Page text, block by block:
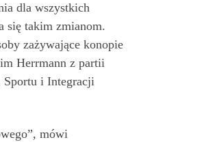
dla wszystkich
się takim zmianom.
zażywające konopie
Herrmann z partii
Sportu i Integracji
mówi